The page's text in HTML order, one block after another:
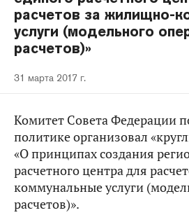
расчетов за жилищно-
услуги (модельного
расчетов)»
31 марта 2017 г.
Комитет Совета Федерации
политике организовал
«О принципах создания
расчетного центра для
коммунальные услуги
расчетов)».